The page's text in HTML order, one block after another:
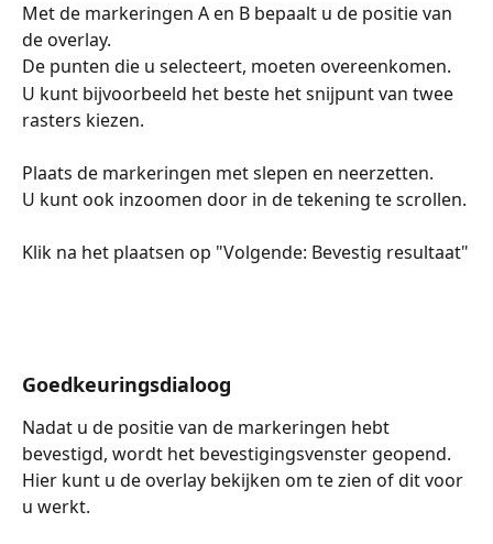
Met de markeringen A en B bepaalt u de positie van
de overlay.
De punten die u selecteert, moeten overeenkomen.
U kunt bijvoorbeeld het beste het snijpunt van twee
rasters kiezen.
Plaats de markeringen met slepen en neerzetten.
U kunt ook inzoomen door in de tekening te scrollen.
Klik na het plaatsen op "Volgende: Bevestig resultaat"
Goedkeuringsdialoog
Nadat u de positie van de markeringen hebt
bevestigd, wordt het bevestigingsvenster geopend.
Hier kunt u de overlay bekijken om te zien of dit voor
u werkt.